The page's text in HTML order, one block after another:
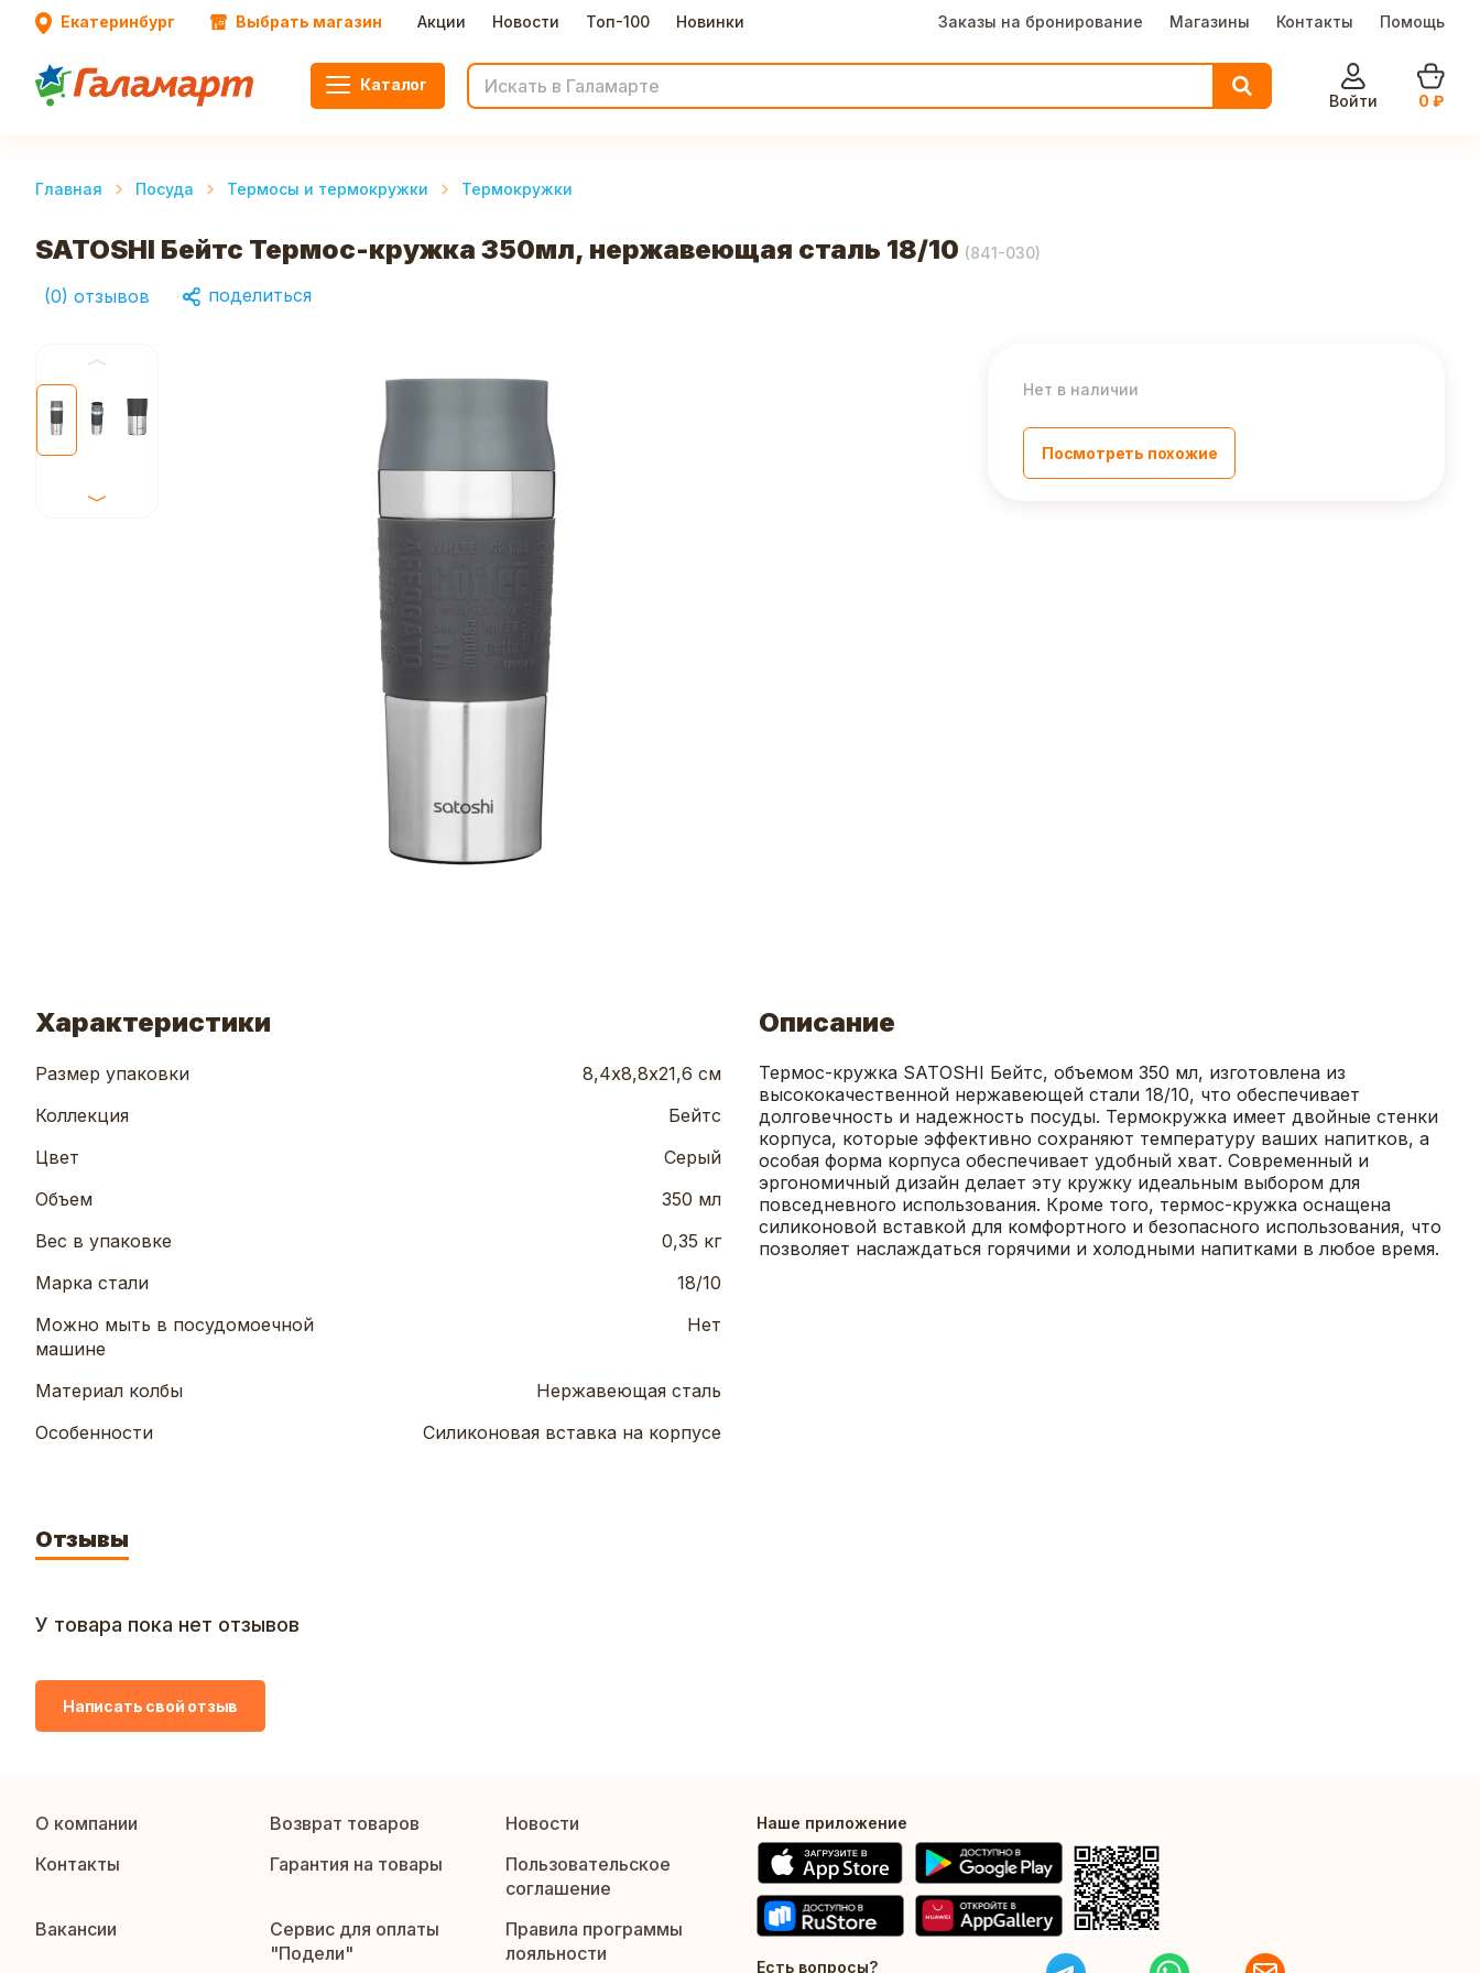
Екатеринбург Выбрать магазин Акции Новости Топ-100 Новинки Заказы на бронирование Магазины Контакты Помощь
Каталог
Войти
0 ₽
Главная Посуда Термосы и термокружки Термокружки
SATOSHI Бейтс Термос-кружка 350мл, нержавеющая сталь 18/10 (841-030)
(0) отзывов поделиться
Нет в наличии
Посмотреть похожие
Характеристики
Размер упаковки
8,4х8,8х21,6 см
Коллекция
Бейтс
Цвет
Серый
Объем
350 мл
Вес в упаковке
0,35 кг
Марка стали
18/10
Можно мыть в посудомоечной
машине
Нет
Материал колбы
Нержавеющая сталь
Особенности
Силиконовая вставка на корпусе
Описание
Термос-кружка SATOSHI Бейтс, объемом 350 мл, изготовлена из
высококачественной нержавеющей стали 18/10, что обеспечивает
долговечность и надежность посуды. Термокружка имеет двойные стенки
корпуса, которые эффективно сохраняют температуру ваших напитков, а
особая форма корпуса обеспечивает удобный хват. Современный и
эргономичный дизайн делает эту кружку идеальным выбором для
повседневного использования. Кроме того, термос-кружка оснащена
силиконовой вставкой для комфортного и безопасного использования, что
позволяет наслаждаться горячими и холодными напитками в любое время.
Отзывы
У товара пока нет отзывов
Написать свой отзыв
О компании Возврат товаров
Новости
Контакты
Гарантия на товары
Пользовательское
соглашение
Вакансии
Сервис для оплаты
"Подели"
Правила программы
лояльности
Наше приложение
Есть вопросы?